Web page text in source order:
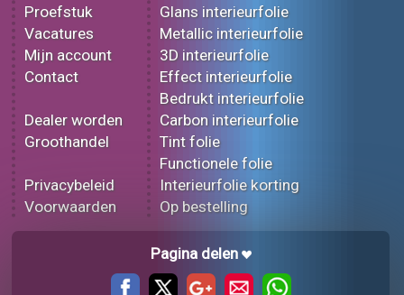
Proefstuk
Vacatures
Mijn account
Contact
Dealer worden
Groothandel
Privacybeleid
Voorwaarden
Glans interieurfolie
Metallic interieurfolie
3D interieurfolie
Effect interieurfolie
Bedrukt interieurfolie
Carbon interieurfolie
Tint folie
Functionele folie
Interieurfolie korting
Op bestelling
Pagina delen